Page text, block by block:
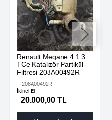
Renault Megane 4 1.3
TCe Katalizör Partikül
Filtresi 208A00492R
208A00492R
İkinci El
20.000,00 TL